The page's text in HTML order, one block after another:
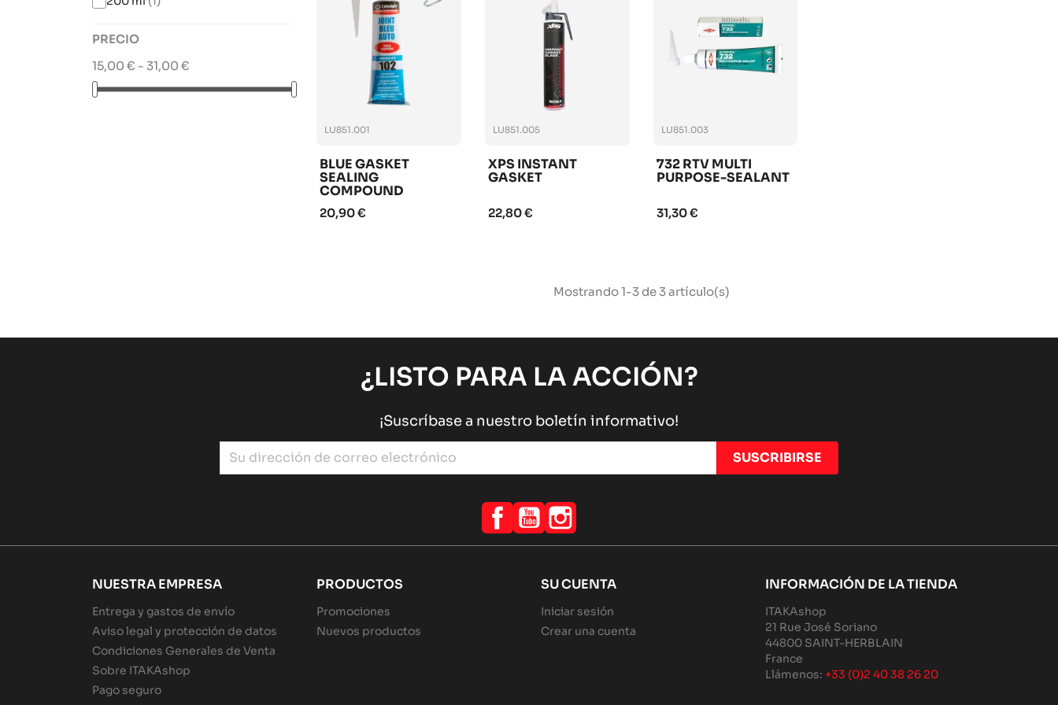
PRECIO
15,00 € - 31,00 €
LU851.001
BLUE GASKET
SEALING
COMPOUND
20,90 €
LU851.005
XPS INSTANT
GASKET
22,80 €
LU851.003
732 RTV MULTI
PURPOSE-SEALANT
31,30 €
Mostrando 1-3 de 3 artículo(s)
¿LISTO PARA LA ACCIÓN?
¡Suscríbase a nuestro boletín informativo!
Facebook
YouTube
NUESTRA EMPRESA
Entrega y gastos de envío
Aviso legal y protección de datos
Condiciones Generales de Venta
Sobre ITAKAshop
Pago seguro
PRODUCTOS
Promociones
Nuevos productos
SU CUENTA
Iniciar sesión
Crear una cuenta
INFORMACIÓN DE LA TIENDA
ITAKAshop
21 Rue José Soriano
44800 SAINT-HERBLAIN
France
Llámenos: +33 (0)2 40 38 26 20